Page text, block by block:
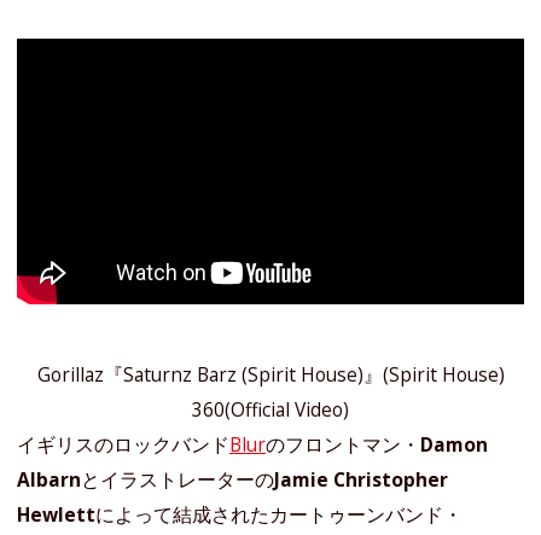
Gorillaz『Saturnz Barz (Spirit House)』(Spirit House)
360(Official Video)
イギリスのロックバンドBlurのフロントマン・ Damon
AlbarnとイラストレーターのJamie Christopher
Hewlettによって結成されたカートゥーンバンド・